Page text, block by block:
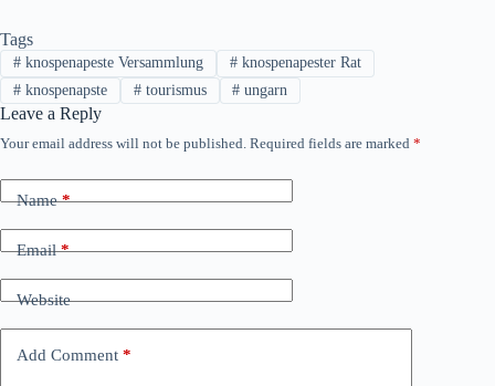
Tags
#knospenapeste Versammlung #knospenapester Rat
#knospenapste #tourismus # ungarn
Leave a Reply
Your email address will not be published. Required fields are marked *
Name*
Email*
Website
Add Comment *